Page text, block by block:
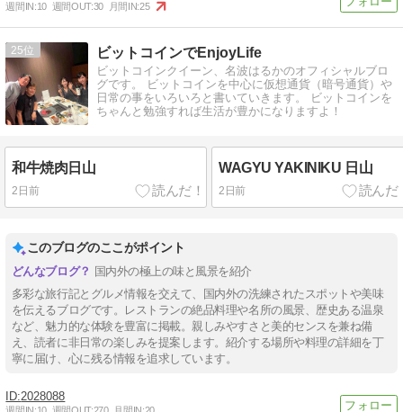
週間IN:10 週間OUT:30 月間IN:25
25 ビットコインでEnjoyLife
ビットコインクイーン、名波はるかのオフィシャルブロ
グです。 ビットコインを中心に仮想通貨（暗号通貨）や
日常の事をいろいろと書いていきます。 ビットコインを
ちゃんと勉強すれば生活が豊かになりますよ！
和牛焼肉日山
2日前
WAGYU YAKINIKU 日山
2日前
このブログのここがポイント
国内外の極上の味と風景を紹介
多彩な旅行記とグルメ情報を交えて、国内外の洗練されたスポットや美味
を伝えるブログです。レストランの絶品料理や名所の風景、歴史ある温泉
など、魅力的な体験を豊富に掲載。親しみやすさと美的センスを兼ね備
え、読者に非日常の楽しみを提案します。紹介する場所や料理の詳細を丁
寧に届け、心に残る情報を追求しています。
2028088